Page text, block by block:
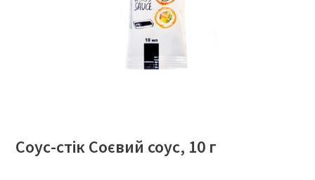
Соус-стік Соєвий соус, 10 г